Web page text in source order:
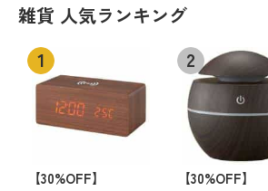
雑貨 人気ランキング
【30%OFF】
【30%OFF】